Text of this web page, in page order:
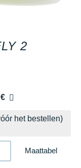
2
het bestellen)
Maattabel